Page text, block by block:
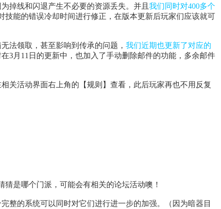
掉线和闪退产生不必要的资源丢失。并且 我们同时对400多个
技能的错误冷却时间进行修正，在版本更新后玩家们应该就可
法领取，甚至影响到传承的问题， 我们近期也更新了对应的
在3月11日的更新中，也加入了手动删除邮件的功能，多余邮件
关活动界面右上角的【规则】查看，此后玩家再也不用反复
是哪个门派，可能会有相关的论坛活动噢！
整的系统可以同时对它们进行进一步的加强。（因为暗器目